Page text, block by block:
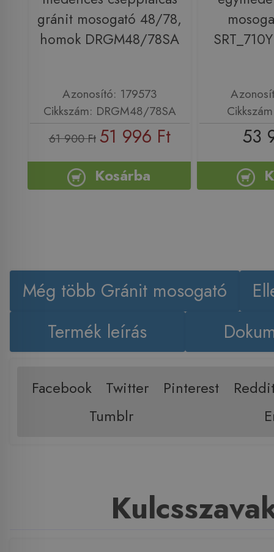
gránit mosogató 48/78,
homok DRGM48/78SA
Azonosító: 179573
Cikkszám: DRGM48/78SA
61 900 Ft 51 996 Ft
Kosárba
53
Még több Gránit mosogató
Termék leírás
Facebook Twitter Pinterest
Tumblr